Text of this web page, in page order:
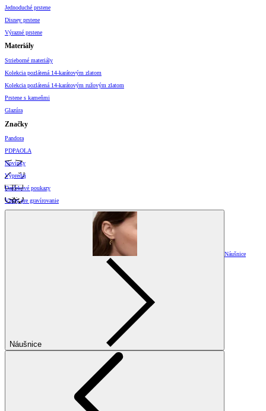
Jednoduché prstene
Disney prstene
Výrazné prstene
Materiály
Strieborné materiály
Kolekcia pozlátená 14-karátovým zlatom
Kolekcia pozlátená 14-karátovým ružovým zlatom
Prstene s kameňmi
Glazúra
Značky
Pandora
PDPAOLA
Novinky
Výpredaj
Darčekové poukazy
Vzory pre gravírovanie
Náušnice
Náušnice